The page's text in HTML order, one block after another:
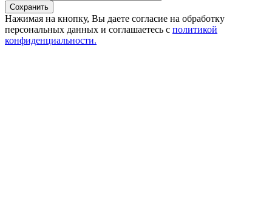
Сохранить
Нажимая на кнопку, Вы даете согласие на обработку
персональных данных и соглашаетесь с политикой
конфиденциальности.